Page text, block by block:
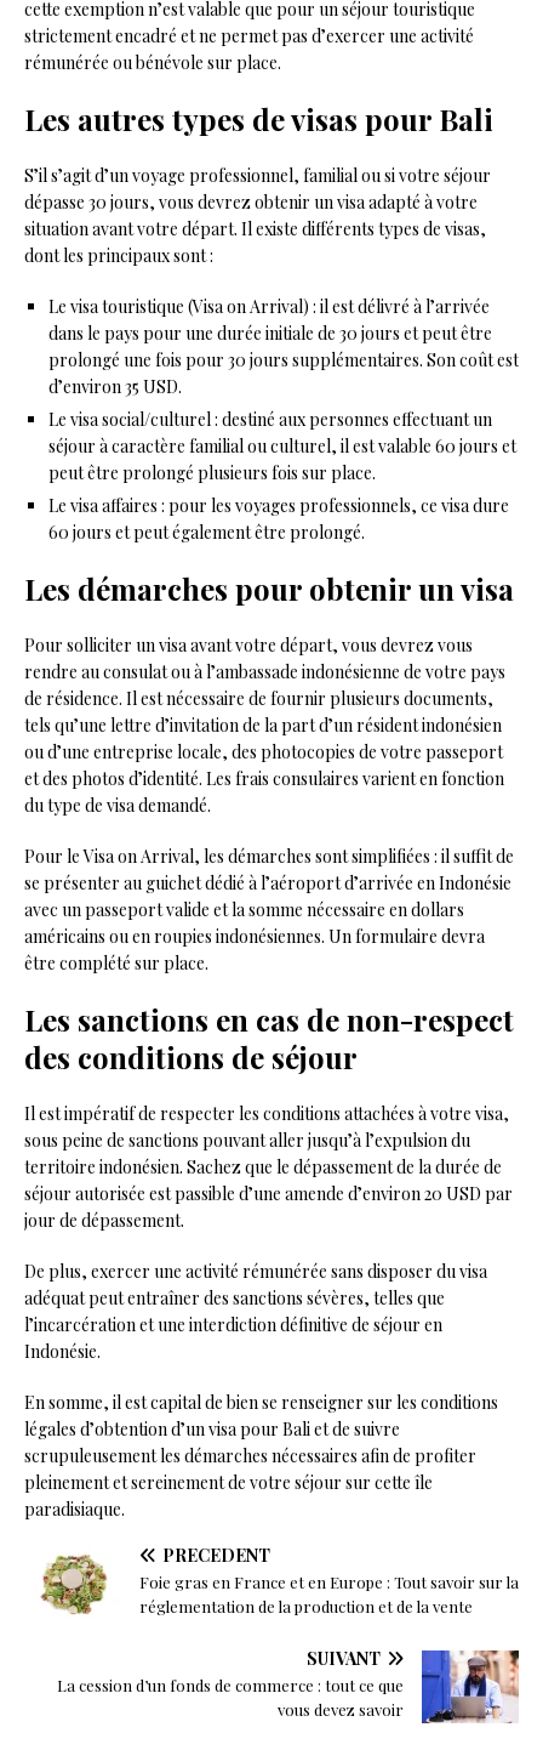
cette exemption n’est valable que pour un séjour touristique
strictement encadré et ne permet pas d’exercer une activité
rémunérée ou bénévole sur place.
Les autres types de visas pour Bali
S’il s’agit d’un voyage professionnel, familial ou si votre séjour
dépasse 30 jours, vous devrez obtenir un visa adapté à votre
situation avant votre départ. Il existe différents types de visas,
dont les principaux sont :
Le visa touristique (Visa on Arrival) : il est délivré à l’arrivée
dans le pays pour une durée initiale de 30 jours et peut être
prolongé une fois pour 30 jours supplémentaires. Son coût est
d’environ 35 USD.
Le visa social/culturel : destiné aux personnes effectuant un
séjour à caractère familial ou culturel, il est valable 60 jours et
peut être prolongé plusieurs fois sur place.
Le visa affaires : pour les voyages professionnels, ce visa dure
60 jours et peut également être prolongé.
Les démarches pour obtenir un visa
Pour solliciter un visa avant votre départ, vous devrez vous
rendre au consulat ou à l’ambassade indonésienne de votre pays
de résidence. Il est nécessaire de fournir plusieurs documents,
tels qu’une lettre d’invitation de la part d’un résident indonésien
ou d’une entreprise locale, des photocopies de votre passeport
et des photos d’identité. Les frais consulaires varient en fonction
du type de visa demandé.
Pour le Visa on Arrival, les démarches sont simplifiées : il suffit de
se présenter au guichet dédié à l’aéroport d’arrivée en Indonésie
avec un passeport valide et la somme nécessaire en dollars
américains ou en roupies indonésiennes. Un formulaire devra
être complété sur place.
Les sanctions en cas de non-respect
des conditions de séjour
Il est impératif de respecter les conditions attachées à votre visa,
sous peine de sanctions pouvant aller jusqu’à l’expulsion du
territoire indonésien. Sachez que le dépassement de la durée de
séjour autorisée est passible d’une amende d’environ 20 USD par
jour de dépassement.
De plus, exercer une activité rémunérée sans disposer du visa
adéquat peut entraîner des sanctions sévères, telles que
l’incarcération et une interdiction définitive de séjour en
Indonésie.
En somme, il est capital de bien se renseigner sur les conditions
légales d’obtention d’un visa pour Bali et de suivre
scrupuleusement les démarches nécessaires afin de profiter
pleinement et sereinement de votre séjour sur cette île
paradisiaque.
PRÉCÉDENT
Foie gras en France et en Europe : Tout savoir sur la
réglementation de la production et de la vente
SUIVANT
La cession d’un fonds de commerce : tout ce que
vous devez savoir